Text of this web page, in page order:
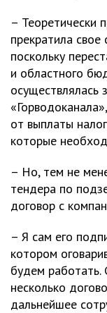
– Теоретически
прекратила
поскольку
и областного
осуществлялась
от выплаты
которые
– Но, тем не
тендера по
договор с
– Я сам его
котором
будем
несколько
дальнейшее